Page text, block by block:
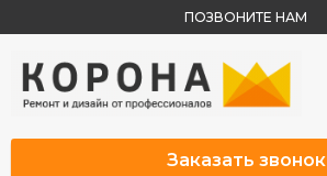
ПОЗВОНИТЕ НАМ
Заказать звонок